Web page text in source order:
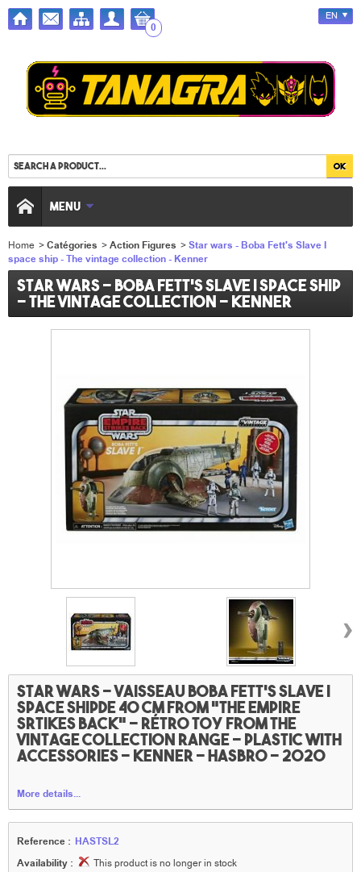
0
EN
MENU
Home >Catégories >Action Figures >Star wars - Boba Fett's Slave I
space ship - The vintage collection - Kenner
Star wars - Boba Fett's Slave I space ship
- The vintage collection - Kenner
›
Star wars - Vaisseau Boba Fett's Slave I
space shipde 40 cm from "The empire
srtikes back" - Rétro toy from the
vintage collection range - plastic with
accessories - kenner - Hasbro - 2020
More details...
Reference : HASTSL2
Availability :
This product is no longer in stock